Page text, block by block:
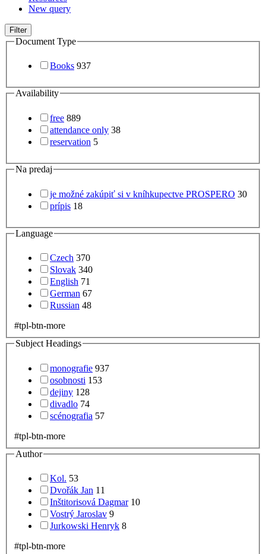
New query
Filter
Document Type
Books 937
Availability
free 889
attendance only 38
reservation 5
Na predaj
je možné zakúpiť si v kníhkupectve PROSPERO 30
prípis 18
Language
Czech 370
Slovak 340
English 71
German 67
Russian 48
#tpl-btn-more
Subject Headings
monografie 937
osobnosti 153
dejiny 128
divadlo 74
scénografia 57
#tpl-btn-more
Author
Kol. 53
Dvořák Jan 11
Inštitorisová Dagmar 10
Vostrý Jaroslav 9
Jurkowski Henryk 8
#tpl-btn-more